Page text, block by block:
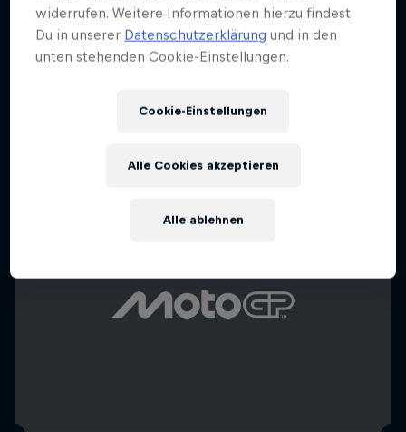
widerrufen. Weitere Informationen hierzu findest
Du in unserer Datenschutzerklärung und in den
unten stehenden Cookie-Einstellungen.
Cookie-Einstellungen
Alle ablehnen
Alle Cookies akzeptieren